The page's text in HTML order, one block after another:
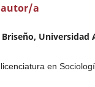
autor/a
en